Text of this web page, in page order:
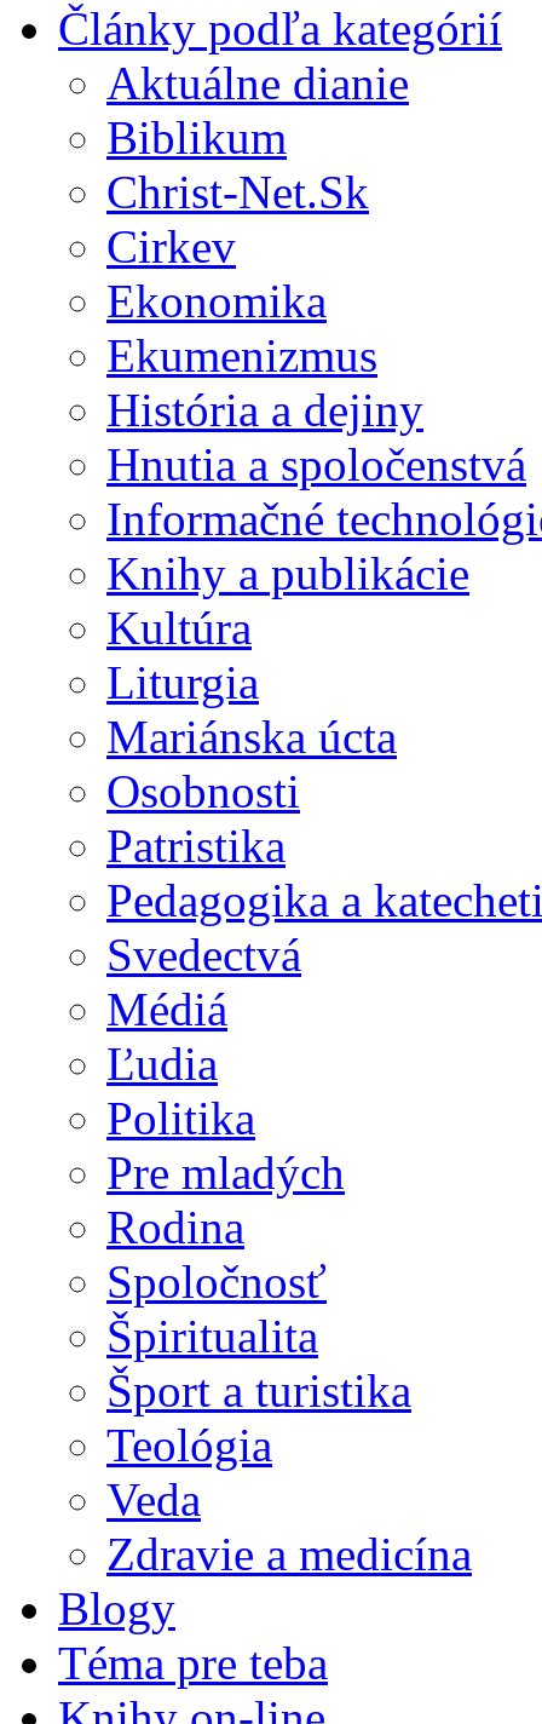
Články podľa kategórií
Aktuálne dianie
Biblikum
Christ-Net.Sk
Cirkev
Ekonomika
Ekumenizmus
História a dejiny
Hnutia a spoločenstvá
Informačné
Knihy a publikácie
Kultúra
Liturgia
Mariánska úcta
Osobnosti
Patristika
Pedagogika a
Svedectvá
Médiá
Ľudia
Politika
Pre mladých
Rodina
Spoločnosť
Špiritualita
Šport a turistika
Teológia
Veda
Zdravie a medicína
Blogy
Téma pre teba